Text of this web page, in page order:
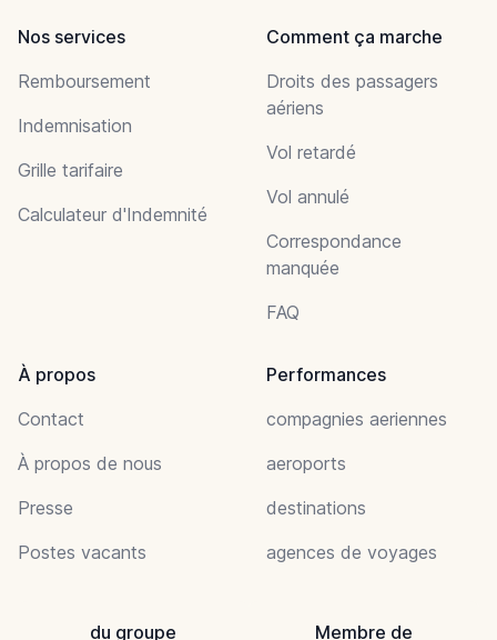
Nos services
Remboursement
Indemnisation
Grille tarifaire
Calculateur d'Indemnité
Comment ça marche
Droits des passagers
aériens
Vol retardé
Vol annulé
Correspondance
manquée
FAQ
À propos
Contact
À propos de nous
Presse
Postes vacants
Performances
compagnies aeriennes
aeroports
destinations
agences de voyages
du groupe Membre de